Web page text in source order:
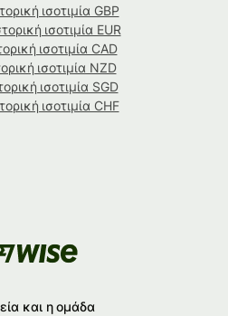
ισοτιμία GBP
ισοτιμία EUR
ισοτιμία CAD
ισοτιμία NZD
ισοτιμία SGD
ισοτιμία CHF
και η ομάδα